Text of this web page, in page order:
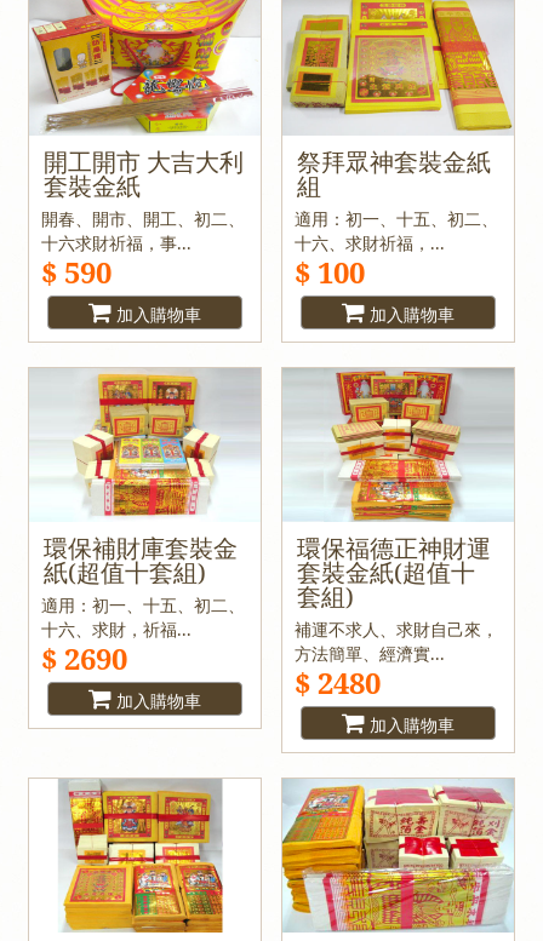
開工開市 大吉大利
套裝金紙
開春、開市、開工、初二、
十六求財祈福，事...
$ 590
加入購物車
祭拜眾神套裝金紙
組
適用：初一、十五、初二、
十六、求財祈福，...
$ 100
加入購物車
環保補財庫套裝金
紙(超值十套組)
適用：初一、十五、初二、
十六、求財，祈福...
$ 2690
加入購物車
環保福德正神財運
套裝金紙(超值十
套組)
補運不求人、求財自己來，
方法簡單、經濟實...
$ 2480
加入購物車